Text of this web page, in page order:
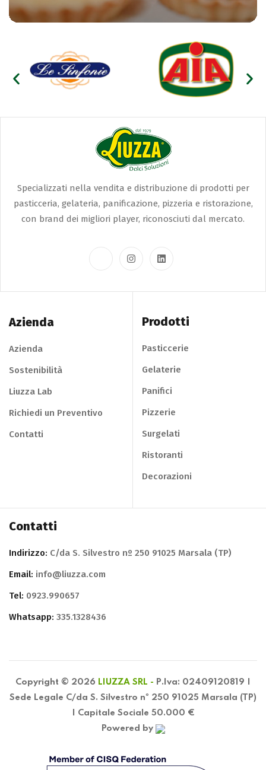
Specializzati nella vendita e distribuzione di prodotti per
pasticceria, gelateria, panificazione, pizzeria e ristorazione,
con brand dei migliori player, riconosciuti dal mercato.
Azienda
Azienda
Sostenibilità
Liuzza Lab
Richiedi un Preventivo
Contatti
Prodotti
Pasticcerie
Gelaterie
Panifici
Pizzerie
Surgelati
Ristoranti
Decorazioni
Contatti
Indirizzo: C/da S. Silvestro nº 250 91025 Marsala (TP)
Email: info@liuzza.com
Tel: 0923.990657
Whatsapp: 335.1328436
Copyright © 2026 LIUZZA SRL - P.Iva: 02409120819 |
Sede Legale C/da S. Silvestro nº 250 91025 Marsala (TP)
| Capitale Sociale 50.000 €
Powered by